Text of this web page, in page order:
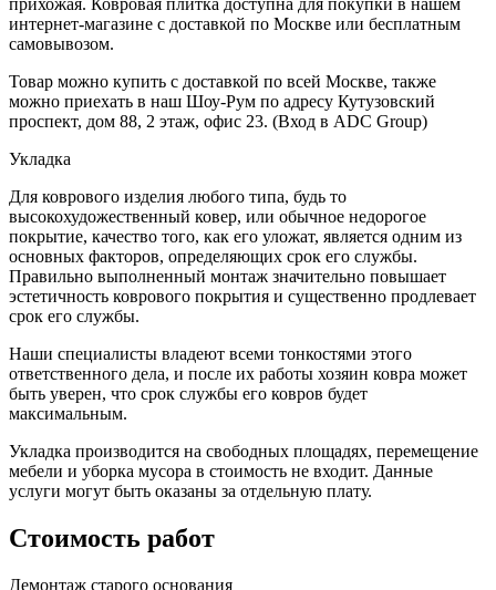
прихожая. Ковровая плитка доступна для покупки в нашем
интернет-магазине с доставкой по Москве или бесплатным
самовывозом.
Товар можно купить с доставкой по всей Москве, также
можно приехать в наш Шоу-Рум по адресу Кутузовский
проспект, дом 88, 2 этаж, офис 23. (Вход в ADC Group)
Укладка
Для коврового изделия любого типа, будь то
высокохудожественный ковер, или обычное недорогое
покрытие, качество того, как его уложат, является одним из
основных факторов, определяющих срок его службы.
Правильно выполненный монтаж значительно повышает
эстетичность коврового покрытия и существенно продлевает
срок его службы.
Наши специалисты владеют всеми тонкостями этого
ответственного дела, и после их работы хозяин ковра может
быть уверен, что срок службы его ковров будет
максимальным.
Укладка производится на свободных площадях, перемещение
мебели и уборка мусора в стоимость не входит. Данные
услуги могут быть оказаны за отдельную плату.
Стоимость работ
Демонтаж старого основания